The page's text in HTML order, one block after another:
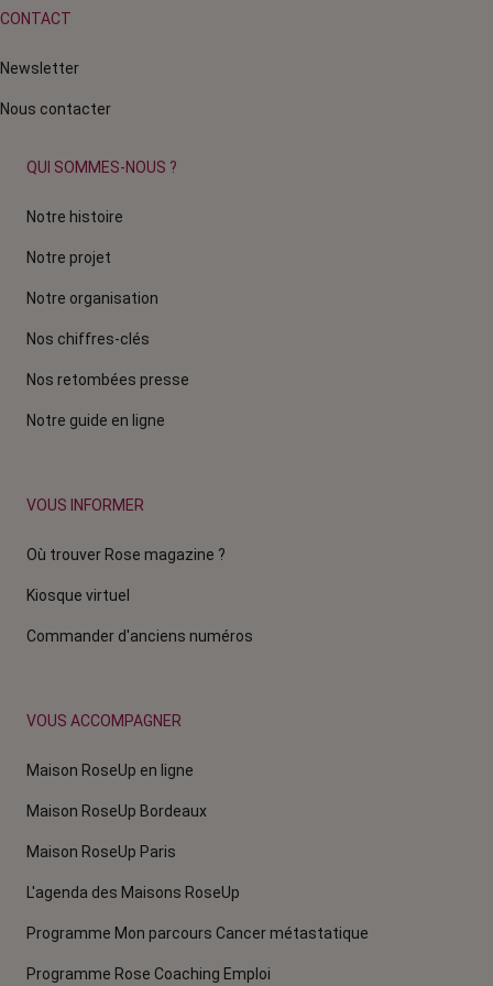
CONTACT
Newsletter
Nous contacter
QUI SOMMES-NOUS ?
Notre histoire
Notre projet
Notre organisation
Nos chiffres-clés
Nos retombées presse
Notre guide en ligne
VOUS INFORMER
Où trouver Rose magazine ?
Kiosque virtuel
Commander d'anciens numéros
VOUS ACCOMPAGNER
Maison RoseUp en ligne
Maison RoseUp Bordeaux
Maison RoseUp Paris
L'agenda des Maisons RoseUp
Programme Mon parcours Cancer métastatique
Programme Rose Coaching Emploi